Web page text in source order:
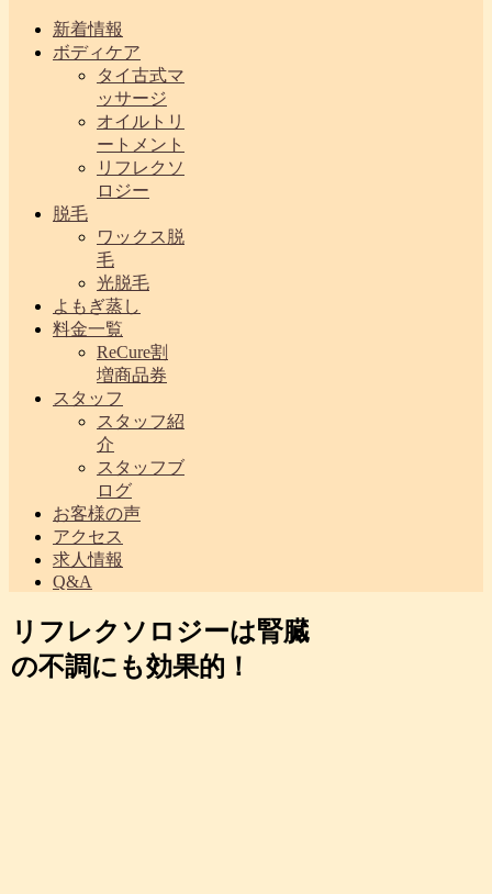
新着情報
ボディケア
タイ古式マ
ッサージ
オイルトリ
ートメント
リフレクソ
ロジー
脱毛
ワックス脱
毛
光脱毛
よもぎ蒸し
料金一覧
ReCure割
増商品券
スタッフ
スタッフ紹
介
スタッフブ
ログ
お客様の声
アクセス
求人情報
Q&A
リフレクソロジーは腎臓
の不調にも効果的！